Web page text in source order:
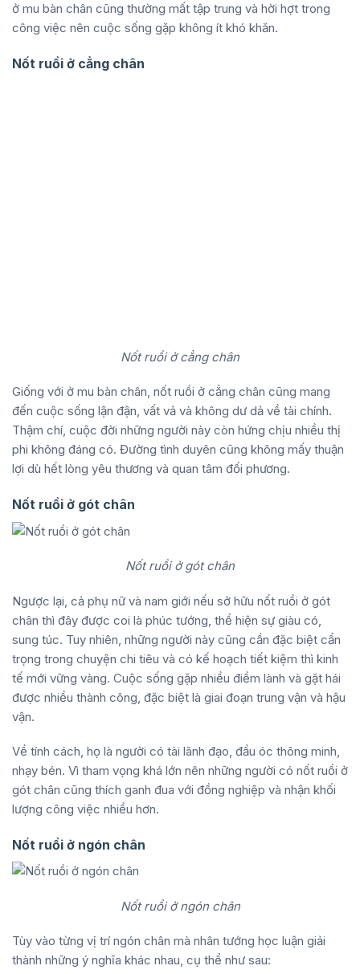
ở mu bàn chân cũng thường mất tập trung và hời hợt trong
công việc nên cuộc sống gặp không ít khó khăn.
Nốt ruồi ở cẳng chân
Nốt ruồi ở cẳng chân
Giống với ở mu bàn chân, nốt ruồi ở cẳng chân cũng mang
đến cuộc sống lận đận, vất vả và không dư dả về tài chính.
Thậm chí, cuộc đời những người này còn hứng chịu nhiều thị
phi không đáng có. Đường tình duyên cũng không mấy thuận
lợi dù hết lòng yêu thương và quan tâm đối phương.
Nốt ruồi ở gót chân
Nốt ruồi ở gót chân
Ngược lại, cả phụ nữ và nam giới nếu sở hữu nốt ruồi ở gót
chân thì đây được coi là phúc tướng, thể hiện sự giàu có,
sung túc. Tuy nhiên, những người này cũng cần đặc biệt cẩn
trọng trong chuyện chi tiêu và có kế hoạch tiết kiệm thì kinh
tế mới vững vàng. Cuộc sống gặp nhiều điềm lành và gặt hái
được nhiều thành công, đặc biệt là giai đoạn trung vận và hậu
vận.
Về tính cách, họ là người có tài lãnh đạo, đầu óc thông minh,
nhạy bén. Vì tham vọng khá lớn nên những người có nốt ruồi ở
gót chân cũng thích ganh đua với đồng nghiệp và nhận khối
lượng công việc nhiều hơn.
Nốt ruồi ở ngón chân
Nốt ruồi ở ngón chân
Tùy vào từng vị trí ngón chân mà nhân tướng học luận giải
thành những ý nghĩa khác nhau, cụ thể như sau: